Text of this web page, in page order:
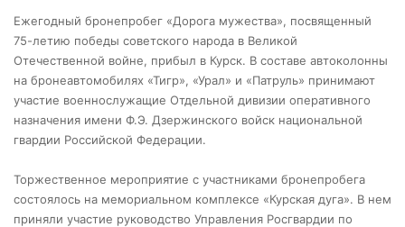
Ежегодный бронепробег «Дорога мужества», посвященный
75-летию победы советского народа в Великой
Отечественной войне, прибыл в Курск. В составе автоколонны
на бронеавтомобилях «Тигр», «Урал» и «Патруль» принимают
участие военнослужащие Отдельной дивизии оперативного
назначения имени Ф.Э. Дзержинского войск национальной
гвардии Российской Федерации.
Торжественное мероприятие с участниками бронепробега
состоялось на мемориальном комплексе «Курская дуга». В нем
приняли участие руководство Управления Росгвардии по